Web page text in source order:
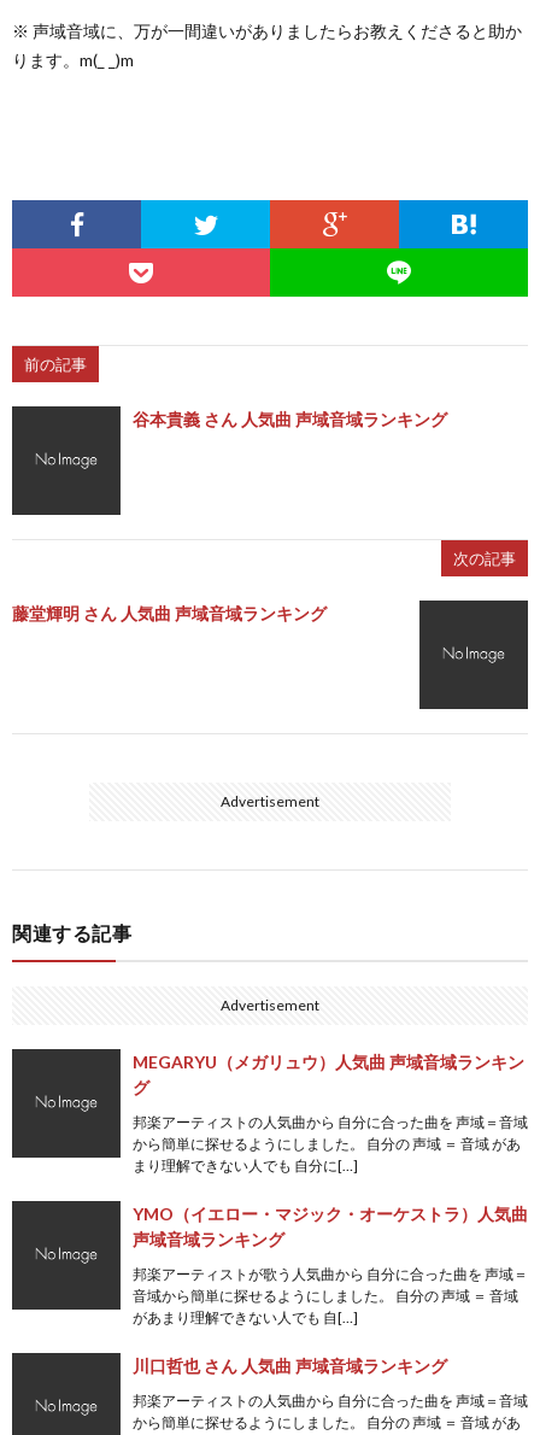
※ 声域音域に、万が一間違いがありましたらお教えくださると助か
ります。m(_ _)m
前の記事
谷本貴義 さん 人気曲 声域音域ランキング
次の記事
藤堂輝明 さん 人気曲 声域音域ランキング
Advertisement
関連する記事
Advertisement
MEGARYU（メガリュウ）人気曲 声域音域ランキン
グ
邦楽アーティストの人気曲から 自分に合った曲を 声域＝音域
から簡単に探せるようにしました。 自分の 声域 ＝ 音域 があ
まり理解できない人でも 自分に[…]
YMO（イエロー・マジック・オーケストラ）人気曲
声域音域ランキング
邦楽アーティストが歌う人気曲から 自分に合った曲を 声域＝
音域から簡単に探せるようにしました。 自分の 声域 ＝ 音域
があまり理解できない人でも 自[…]
川口哲也 さん 人気曲 声域音域ランキング
邦楽アーティストの人気曲から 自分に合った曲を 声域＝音域
から簡単に探せるようにしました。 自分の 声域 ＝ 音域 があ